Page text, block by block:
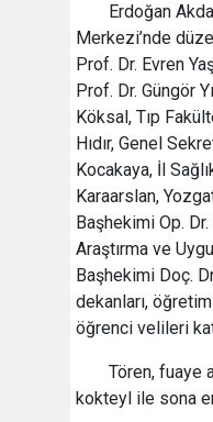
Erdoğan
Merkezi’nde
Prof. Dr. Evren
Prof. Dr. Güngör
Köksal, Tıp
Hıdır, Genel
Kocakaya, İl
Karaarslan,
Başhekimi Op.
Araştırma ve
Başhekimi Doç.
dekanları,
öğrenci velileri
Tören, fuaye
kokteyl ile sona